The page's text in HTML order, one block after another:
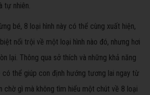
tự nhiên.
bé, 8 loại hình này có thể cùng xuất hiện,
nổi trội về một loại hình nào đó, nhưng hơi
lại. Thông qua sở thích và những khả năng
thể giúp con định hướng tương lai ngay từ
chờ gì mà không tìm hiểu một chút về 8 loại